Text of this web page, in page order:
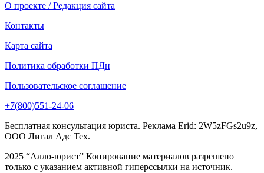
О проекте / Редакция сайта
Контакты
Карта сайта
Политика обработки ПДн
Пользовательское соглашение
+7(800)551-24-06
Бесплатная консультация юриста. Реклама Erid: 2W5zFGs2u9z,
ООО Лигал Адс Тех.
2025 “Алло-юрист” Копирование материалов разрешено
только с указанием активной гиперссылки на источник.